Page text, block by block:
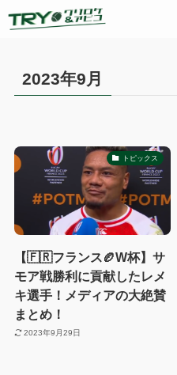
2023年9月
トピックス
【🇫🇷フランス🏉W杯】サ
モア戦勝利に貢献したレメ
キ選手！メディアの大絶賛
まとめ！
2023年9月29日